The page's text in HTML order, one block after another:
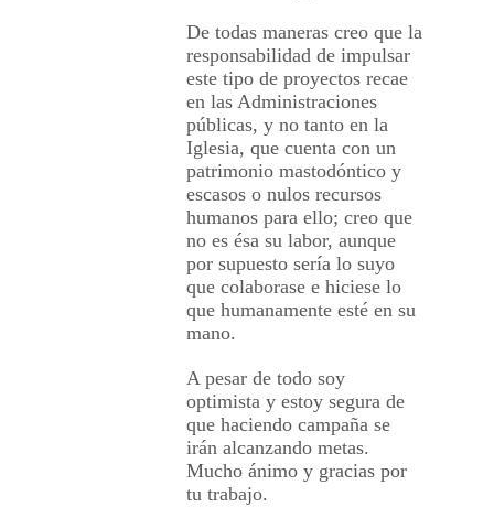
De todas maneras creo que la
responsabilidad de impulsar
este tipo de proyectos recae
en las Administraciones
públicas, y no tanto en la
Iglesia, que cuenta con un
patrimonio mastodóntico y
escasos o nulos recursos
humanos para ello; creo que
no es ésa su labor, aunque
por supuesto sería lo suyo
que colaborase e hiciese lo
que humanamente esté en su
mano.
A pesar de todo soy
optimista y estoy segura de
que haciendo campaña se
irán alcanzando metas.
Mucho ánimo y gracias por
tu trabajo.